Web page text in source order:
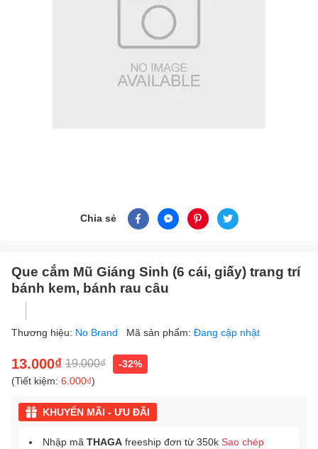
Chia sẻ
Que cắm Mũ Giáng Sinh (6 cái, giấy) trang trí
bánh kem, bánh rau câu
Thương hiệu: No Brand Mã sản phẩm: Đang cập nhật
13.000₫ 19.000₫
-32%
(Tiết kiệm: 6.000₫)
KHUYẾN MÃI - ƯU ĐÃI
Nhập mã THAGA freeship đơn từ 350k Sao chép